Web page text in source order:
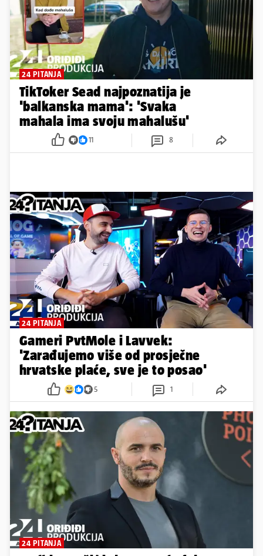
24 PITANJA
TikToker Sead najpoznatija je
'balkanska mama': 'Svaka
mahala ima svoju mahalušu'
11 8
24 PITANJA
Gameri PvtMole i Lavvek:
'Zarađujemo više od prosječne
hrvatske plaće, sve je to posao'
5 1
24 PITANJA